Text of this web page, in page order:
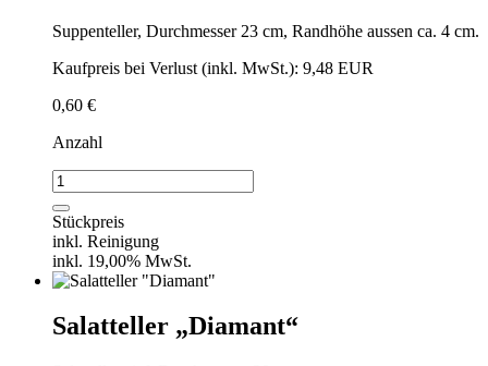
Suppenteller, Durchmesser 23 cm, Randhöhe aussen ca. 4 cm.
Kaufpreis bei Verlust (inkl. MwSt.): 9,48 EUR
0,60 €
Anzahl
Suppenteller
"Diamant"
23
cm
Menge
Stückpreis
inkl. Reinigung
inkl. 19,00% MwSt.
Salatteller „Diamant“